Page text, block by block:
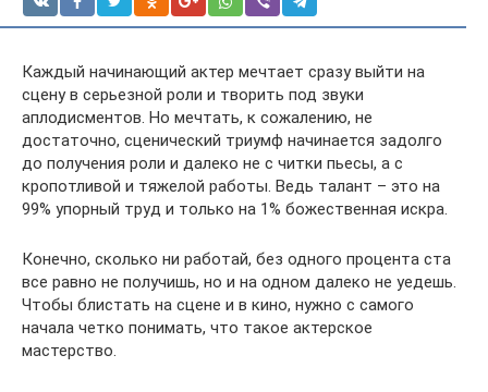
Каждый начинающий актер мечтает сразу выйти на
сцену в серьезной роли и творить под звуки
аплодисментов. Но мечтать, к сожалению, не
достаточно, сценический триумф начинается задолго
до получения роли и далеко не с читки пьесы, а с
кропотливой и тяжелой работы. Ведь талант – это на
99% упорный труд и только на 1% божественная искра.
Конечно, сколько ни работай, без одного процента ста
все равно не получишь, но и на одном далеко не уедешь.
Чтобы блистать на сцене и в кино, нужно с самого
начала четко понимать, что такое актерское
мастерство.